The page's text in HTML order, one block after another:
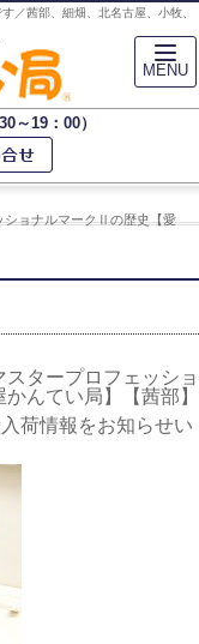
／茜部、細畑、北名古屋、小牧、
～19：00）
ショナルマークⅡの歴史【愛
スタープロフェッショ
んてい局】【茜部】
荷情報をお知らせい
MENU